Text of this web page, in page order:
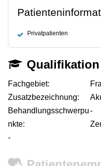
Privatpatienten
Qualifikation
Fachgebiet:
Zusatzbezeichnung:
Behandlungsschwerpu
nkte:
-
-